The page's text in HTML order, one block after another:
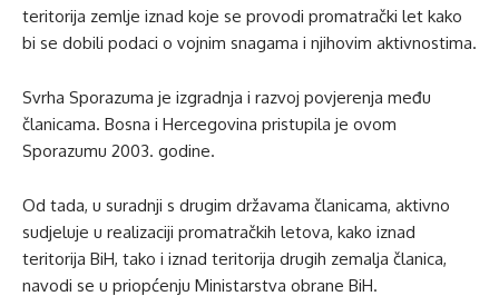
teritorija zemlje iznad koje se provodi promatrački let kako
bi se dobili podaci o vojnim snagama i njihovim aktivnostima.
Svrha Sporazuma je izgradnja i razvoj povjerenja među
članicama. Bosna i Hercegovina pristupila je ovom
Sporazumu 2003. godine.
Od tada, u suradnji s drugim državama članicama, aktivno
sudjeluje u realizaciji promatračkih letova, kako iznad
teritorija BiH, tako i iznad teritorija drugih zemalja članica,
navodi se u priopćenju Ministarstva obrane BiH.